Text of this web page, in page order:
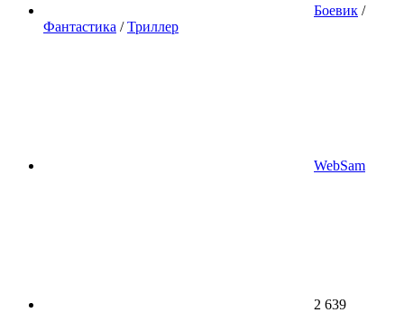
Боевик /
Фантастика /Триллер
WebSam
2 639